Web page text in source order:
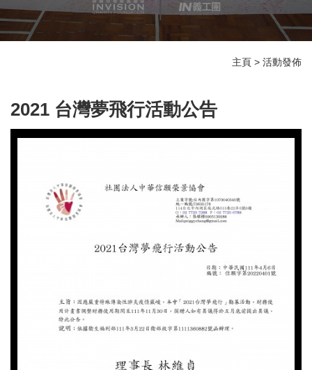
主頁 > 活動發佈
2021 台灣夢飛行活動公告